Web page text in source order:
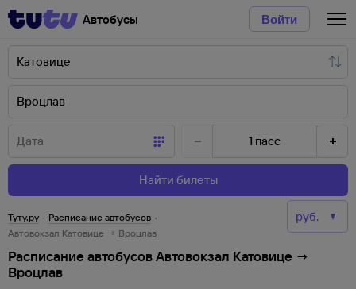
Автобусы Войти
1 пасс
Найти билеты
Туту.ру · Расписание автобусов ·
Автовокзал Катовице → Вроцлав
Расписание автобусов Автовокзал Катовице →
Вроцлав